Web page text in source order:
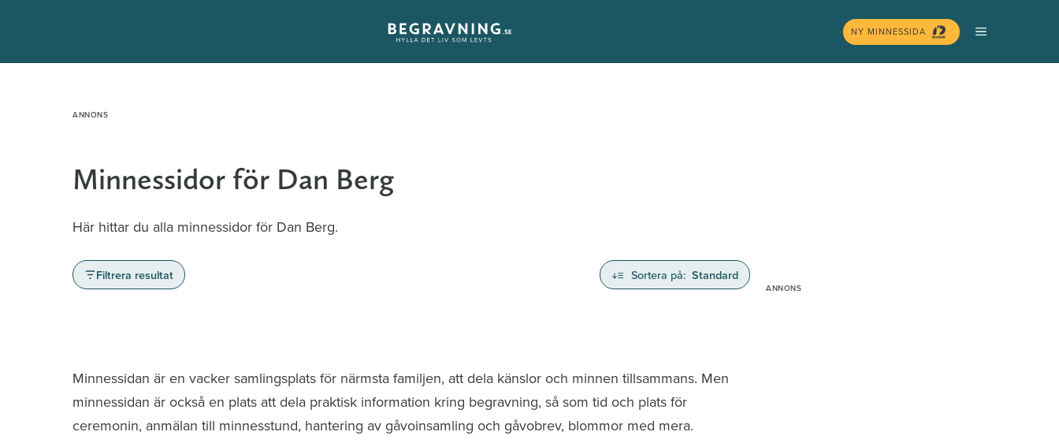
innehåll
NY MINNESSIDA MENY
Minnessidor för Dan Berg
Här hittar du alla minnessidor för Dan Berg.
Filtrera resultat Sortera på: Standard
Minnessidan är en vacker samlingsplats för närmsta familjen, att dela känslor och minnen tillsammans. Men
minnessidan är också en plats att dela praktisk information kring begravning, så som tid och plats för
ceremonin, anmälan till minnesstund, hantering av gåvoinsamling och gåvobrev, blommor med mera.